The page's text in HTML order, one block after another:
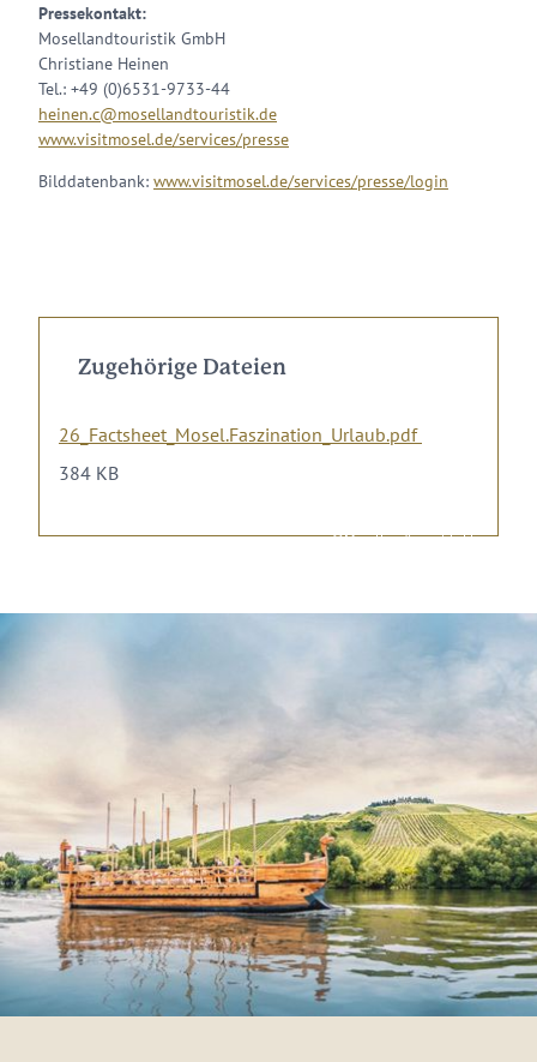
©Mosellandtouristik, Elina Leitz
Pressekontakt:
Mosellandtouristik GmbH
Christiane Heinen
Tel.: +49 (0)6531-9733-44
heinen.c@mosellandtouristik.de
www.visitmosel.de/services/presse
Bilddatenbank: www.visitmosel.de/services/presse/login
Zugehörige Dateien
26_Factsheet_Mosel.Faszination_Urlaub.pdf
384 KB